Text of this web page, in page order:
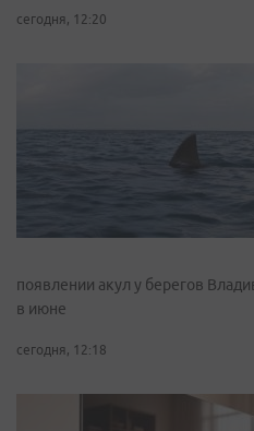
сегодня, 12:20
появлении акул у берегов
в июне
сегодня, 12:18